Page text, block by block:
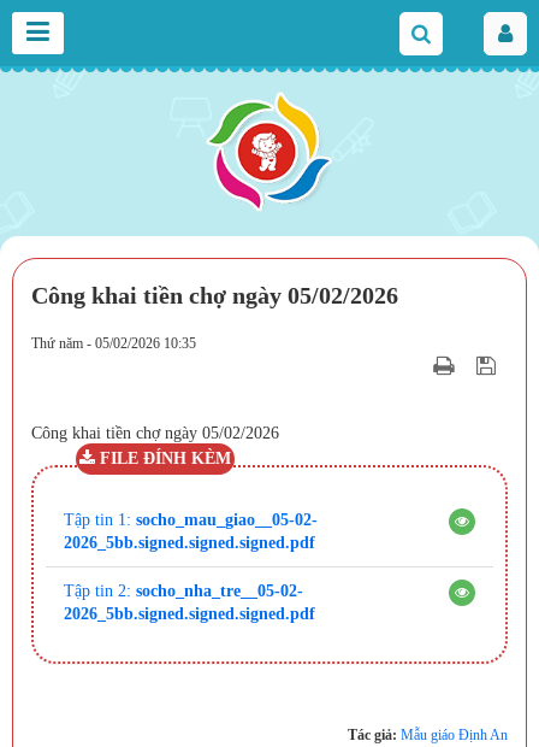
Công khai tiền chợ ngày 05/02/2026
Thứ năm - 05/02/2026 10:35
Công khai tiền chợ ngày 05/02/2026
FILE ĐÍNH KÈM
Tập tin 1: socho_mau_giao__05-02-
2026_5bb.signed.signed.signed.pdf
Tập tin 2: socho_nha_tre__05-02-
2026_5bb.signed.signed.signed.pdf
Tác giả: Mẫu giáo Định An